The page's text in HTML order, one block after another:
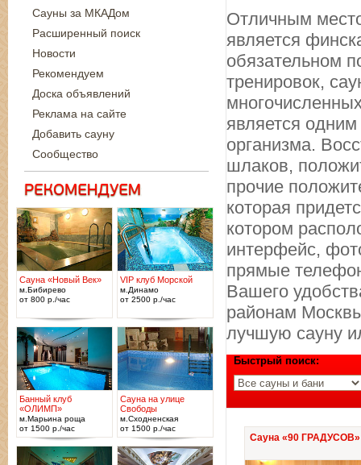
Отличным
является
обязательном
тренировок,
является
организма.
шлаков,
прочие
которая
котором
интерфейс,
прямые
Вашего
районам
лучшую сауну
Быстрый поиск:
Сауна «90 ГРАДУСОВ»
Сауны за МКАДом
Расширенный поиск
Новости
Рекомендуем
Доска объявлений
Реклама на сайте
Добавить сауну
Сообщество
Сауна «Новый Век»
м.Бибирево
от 800 р./час
VIP клуб Морской
м.Динамо
от 2500 р./час
Банный клуб
«ОЛИМП»
м.Марьина роща
от 1500 р./час
Сауна на улице
Свободы
м.Сходненская
от 1500 р./час